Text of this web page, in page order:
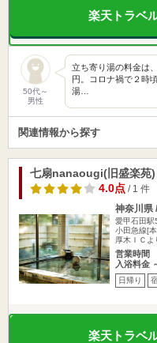
楽天トラベ
50代～
男性
立ち寄り湯の料金は
円。コロナ禍で２時
湯…
関連情報から探す
七扇nanaougi(旧盛楽苑)
4.0点/ 1 件
神奈川県
愛甲石田駅
小田急線[
厚木ＩＣよ
営業時間
入浴料金
日帰り
楽天トラベ